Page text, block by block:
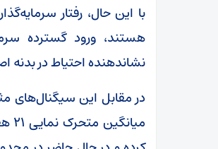
با این حال، رفتار
هستند، ورود گسترده
نشاندهنده احتیاط در بدنه
در مقابل این سیگنال‌های